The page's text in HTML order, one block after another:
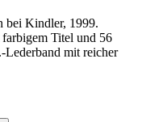
bei Kindler, 1999.
Titel und 56
Lederband mit reicher